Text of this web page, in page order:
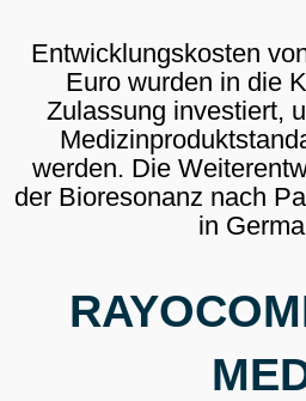
Entwicklungskosten
Euro wurden in die
Zulassung investiert,
werden. Die
der Bioresonanz nach
in